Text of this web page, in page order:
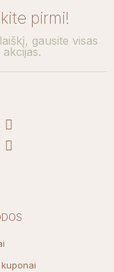
pirmi!
gausite visas